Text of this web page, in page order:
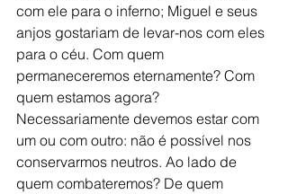
com ele para o inferno; Miguel e seus
anjos gostariam de levar-nos com eles
para o céu. Com quem
permaneceremos eternamente? Com
quem estamos agora?
Necessariamente devemos estar com
um ou com outro: não é possível nos
conservarmos neutros. Ao lado de
quem combateremos? De quem